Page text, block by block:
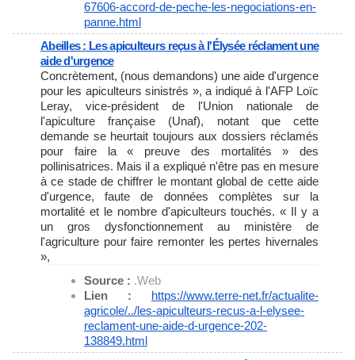
67606-accord-de-peche-les-negociations-en-
panne.html
Abeilles : Les apiculteurs reçus à l'Élysée réclament une
aide d'urgence
Concrètement, (nous demandons) une aide d'urgence
pour les apiculteurs sinistrés », a indiqué à l'AFP Loïc
Leray, vice-président de l'Union nationale de
l'apiculture française (Unaf), notant que cette
demande se heurtait toujours aux dossiers réclamés
pour faire la « preuve des mortalités » des
pollinisatrices. Mais il a expliqué n'être pas en mesure
à ce stade de chiffrer le montant global de cette aide
d'urgence, faute de données complètes sur la
mortalité et le nombre d'apiculteurs touchés. « Il y a
un gros dysfonctionnement au ministère de
l'agriculture pour faire remonter les pertes hivernales
»,
Source : .Web
Lien : https://www.terre-net.fr/actualite-
agricole/../les-apiculteurs-recus-a-l-elysee-
reclament-une-aide-d-urgence-202-
138849.html